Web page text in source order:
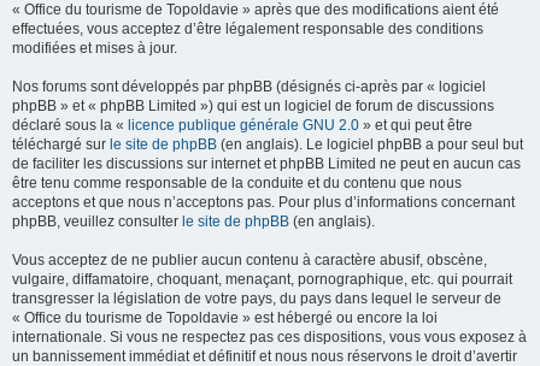
« Office du tourisme de Topoldavie » après que des modifications aient été
effectuées, vous acceptez d’être légalement responsable des conditions
modifiées et mises à jour.
Nos forums sont développés par phpBB (désignés ci-après par « logiciel
phpBB » et « phpBB Limited ») qui est un logiciel de forum de discussions
déclaré sous la « licence publique générale GNU 2.0 » et qui peut être
téléchargé sur le site de phpBB (en anglais). Le logiciel phpBB a pour seul but
de faciliter les discussions sur internet et phpBB Limited ne peut en aucun cas
être tenu comme responsable de la conduite et du contenu que nous
acceptons et que nous n’acceptons pas. Pour plus d’informations concernant
phpBB, veuillez consulter le site de phpBB (en anglais).
Vous acceptez de ne publier aucun contenu à caractère abusif, obscène,
vulgaire, diffamatoire, choquant, menaçant, pornographique, etc. qui pourrait
transgresser la législation de votre pays, du pays dans lequel le serveur de
« Office du tourisme de Topoldavie » est hébergé ou encore la loi
internationale. Si vous ne respectez pas ces dispositions, vous vous exposez à
un bannissement immédiat et définitif et nous nous réservons le droit d’avertir